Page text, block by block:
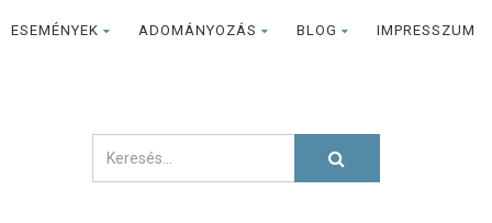
ESEMÉNYEK ADOMÁNYOZÁS BLOG IMPRESSZUM